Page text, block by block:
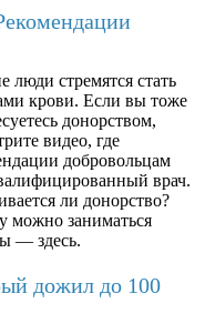
люди стремятся стать
крови. Если вы тоже
донорством,
видео, где
добровольцам
врач.
ли донорство?
можно заниматься
— здесь.
дожил до 100